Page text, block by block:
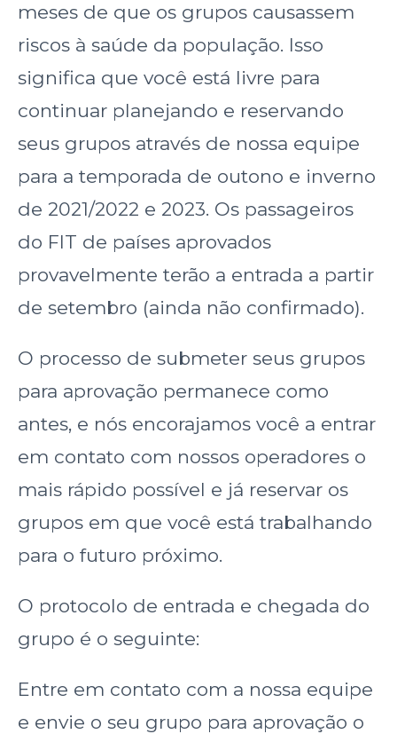
meses de que os grupos causassem
riscos à saúde da população. Isso
significa que você está livre para
continuar planejando e reservando
seus grupos através de nossa equipe
para a temporada de outono e inverno
de 2021/2022 e 2023. Os passageiros
do FIT de países aprovados
provavelmente terão a entrada a partir
de setembro (ainda não confirmado).
O processo de submeter seus grupos
para aprovação permanece como
antes, e nós encorajamos você a entrar
em contato com nossos operadores o
mais rápido possível e já reservar os
grupos em que você está trabalhando
para o futuro próximo.
O protocolo de entrada e chegada do
grupo é o seguinte:
Entre em contato com a nossa equipe
e envie o seu grupo para aprovação o